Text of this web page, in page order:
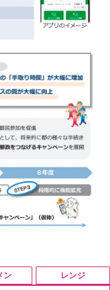
ン レンジ